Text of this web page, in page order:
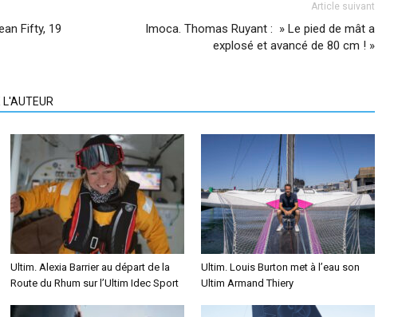
Fifty, 19
Article suivant
Imoca. Thomas Ruyant : » Le pied de mât a
explosé et avancé de 80 cm ! »
L'AUTEUR
Ultim. Alexia Barrier au départ de la
Route du Rhum sur l’Ultim Idec Sport
Ultim. Louis Burton met à l’eau son
Ultim Armand Thiery